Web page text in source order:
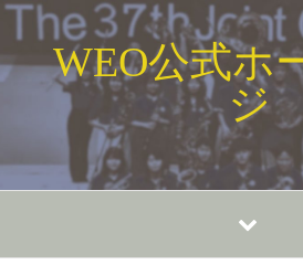
Skip to content
WEO公式ホ
ジ